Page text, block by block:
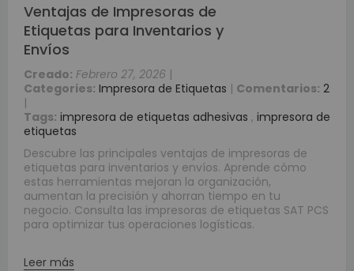
Ventajas de Impresoras de
Etiquetas para Inventarios y
Envíos
Creado: Febrero 27, 2026 |
Categories: Impresora de Etiquetas | Comentarios: 2
|
Tags: impresora de etiquetas adhesivas , impresora de
etiquetas
Descubre las principales ventajas de impresoras de
etiquetas para inventarios y envíos. Aprende cómo
estas herramientas mejoran la organización,
aumentan la precisión y ahorran tiempo en tu
negocio. Consulta las impresoras de etiquetas SAT PCS
para optimizar tus operaciones logísticas.
Leer más